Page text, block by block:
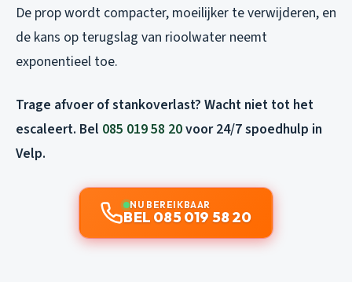
De prop wordt compacter, moeilijker te verwijderen, en
de kans op terugslag van rioolwater neemt
exponentieel toe.
Trage afvoer of stankoverlast? Wacht niet tot het
escaleert. Bel 085 019 58 20voor 24/7 spoedhulp in
Velp.
NU BEREIKBAAR
BEL 085 019 58 20